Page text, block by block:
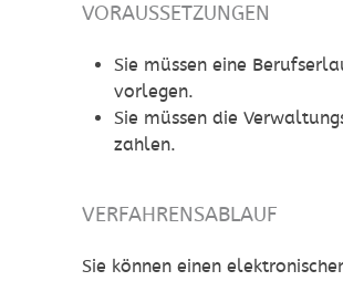
VORAUSSETZUNGEN
Sie müssen eine
vorlegen.
Sie müssen die
zahlen.
VERFAHRENSABLAUF
Sie können einen